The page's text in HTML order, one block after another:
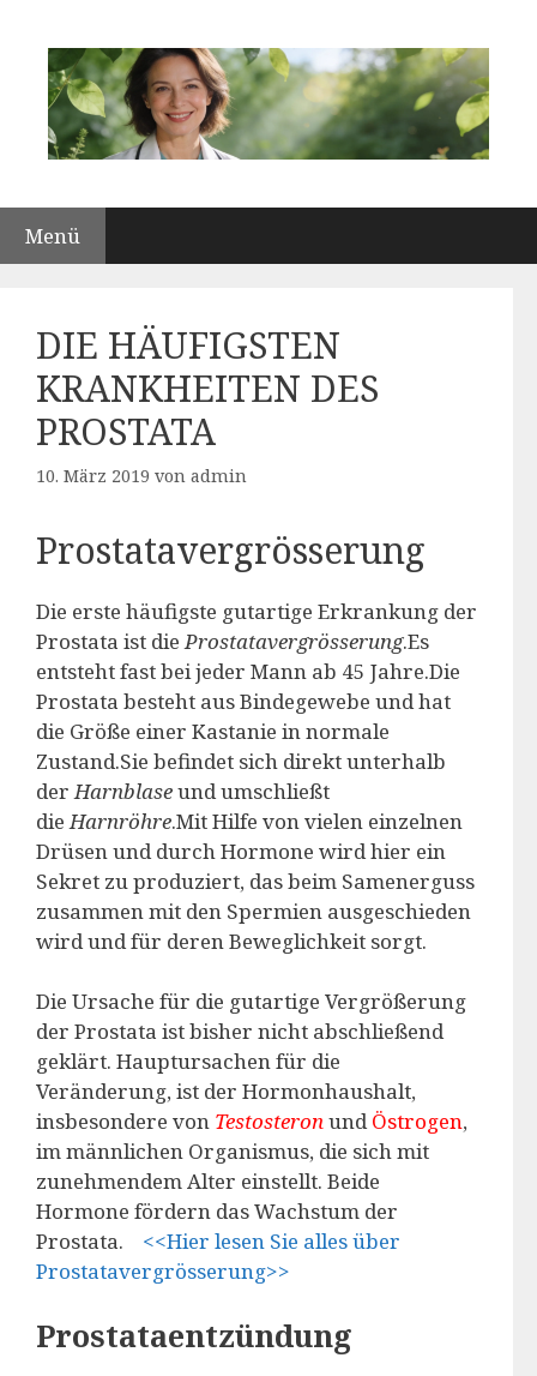
Inhalt
springen
Menü
DIE HÄUFIGSTEN
KRANKHEITEN DES
PROSTATA
10. März 2019 von admin
Prostatavergrösserung
Die erste häufigste gutartige Erkrankung der
Prostata ist die Prostatavergrösserung.Es
entsteht fast bei jeder Mann ab 45 Jahre.Die
Prostata besteht aus Bindegewebe und hat
die Größe einer Kastanie in normale
Zustand.Sie befindet sich direkt unterhalb
der Harnblaseund umschließt
die Harnröhre.Mit Hilfe von vielen einzelnen
Drüsen und durch Hormone wird hier ein
Sekret zu produziert, das beim Samenerguss
zusammen mit den Spermien ausgeschieden
wird und für deren Beweglichkeit sorgt.
Die Ursache für die gutartige Vergrößerung
der Prostata ist bisher nicht abschließend
geklärt. Hauptursachen für die
Veränderung, ist der Hormonhaushalt,
insbesondere von TestosteronundÖstrogen,
im männlichen Organismus, die sich mit
zunehmendem Alter einstellt. Beide
Hormone fördern das Wachstum der
Prostata.
<<Hier lesen Sie alles über
Prostatavergrösserung>>
Prostataentzündung